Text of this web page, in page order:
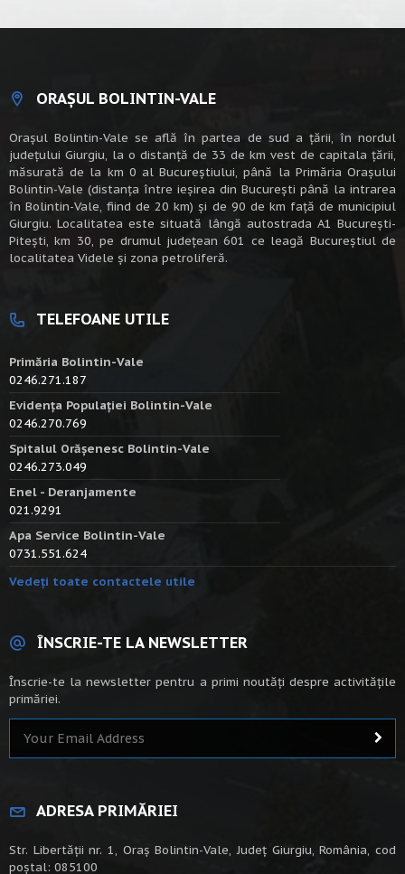
ORAȘUL BOLINTIN-VALE
Oraşul Bolintin-Vale se află în partea de sud a ţării, în nordul
judeţului Giurgiu, la o distanţă de 33 de km vest de capitala țării,
măsurată de la km 0 al Bucureștiului, până la Primăria Orașului
Bolintin-Vale (distanța între ieșirea din București până la intrarea
în Bolintin-Vale, fiind de 20 km) şi de 90 de km faţă de municipiul
Giurgiu. Localitatea este situată lângă autostrada A1 Bucureşti-
Piteşti, km 30, pe drumul judeţean 601 ce leagă Bucureştiul de
localitatea Videle şi zona petroliferă.
TELEFOANE UTILE
Primăria Bolintin-Vale
0246.271.187
Evidența Populației Bolintin-Vale
0246.270.769
Spitalul Orășenesc Bolintin-Vale
0246.273.049
Enel - Deranjamente
021.9291
Apa Service Bolintin-Vale
0731.551.624
Vedeți toate contactele utile
ÎNSCRIE-TE LA NEWSLETTER
Înscrie-te la newsletter pentru a primi noutăți despre activitățile
primăriei.
ADRESA PRIMĂRIEI
Str. Libertății nr. 1, Oraș Bolintin-Vale, Județ Giurgiu, România, cod
poștal: 085100